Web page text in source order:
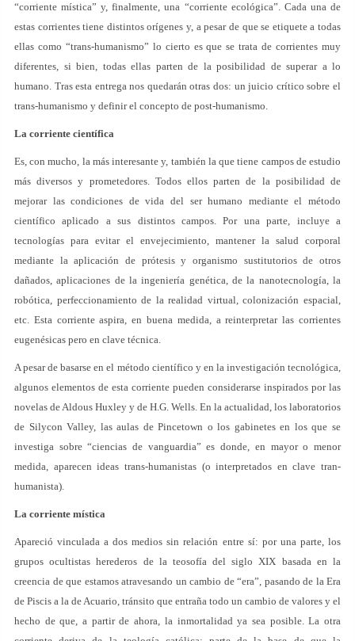
“corriente mística” y, finalmente, una “corriente ecológica”. Cada una de
estas corrientes tiene distintos orígenes y, a pesar de que se etiquete a todas
ellas como “trans-humanismo” lo cierto es que se trata de corrientes muy
diferentes, si bien, todas ellas parten de la posibilidad de superar a lo
humano. Tras esta entrega nos quedarán otras dos: un juicio crítico sobre el
trans-humanismo y definir el concepto de post-humanismo.
La corriente científica
Es, con mucho, la más interesante y, también la que tiene campos de estudio
más diversos y prometedores. Todos ellos parten de la posibilidad de
mejorar las condiciones de vida del ser humano mediante el método
científico aplicado a sus distintos campos. Por una parte, incluye a
tecnologías para evitar el envejecimiento, mantener la salud corporal
mediante la aplicación de prótesis y organismo sustitutorios de otros
dañados, aplicaciones de la ingeniería genética, de la nanotecnología, la
robótica, perfeccionamiento de la realidad virtual, colonización espacial,
etc. Esta corriente aspira, en buena medida, a reinterpretar las corrientes
eugenésicas pero en clave técnica.
A pesar de basarse en el método científico y en la investigación tecnológica,
algunos elementos de esta corriente pueden considerarse inspirados por las
novelas de Aldous Huxley y de H.G. Wells. En la actualidad, los laboratorios
de Silycon Valley, las aulas de Pincetown o los gabinetes en los que se
investiga sobre “ciencias de vanguardia” es donde, en mayor o menor
medida, aparecen ideas trans-humanistas (o interpretados en clave tran-
humanista).
La corriente mística
Apareció vinculada a dos medios sin relación entre sí: por una parte, los
grupos ocultistas herederos de la teosofía del siglo XIX basada en la
creencia de que estamos atravesando un cambio de “era”, pasando de la Era
de Piscis a la de Acuario, tránsito que entraña todo un cambio de valores y el
hecho de que, a partir de ahora, la inmortalidad ya sea posible. La otra